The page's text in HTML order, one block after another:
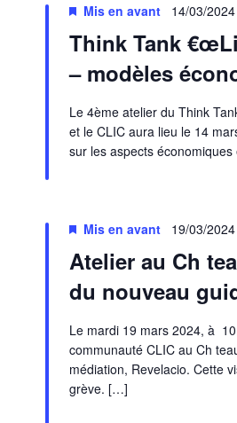
Think Tank
– modèles
Mis en avant 14/03/
Le 4ème atelier du Think
et le CLIC aura lieu le 14
sur les aspects
Atelier au Ch
du nouveau
Mis en avant 19/03/
Le mardi 19 mars 2024, à
communauté CLIC au Ch
médiation, Revelacio. Cette
grève. […]